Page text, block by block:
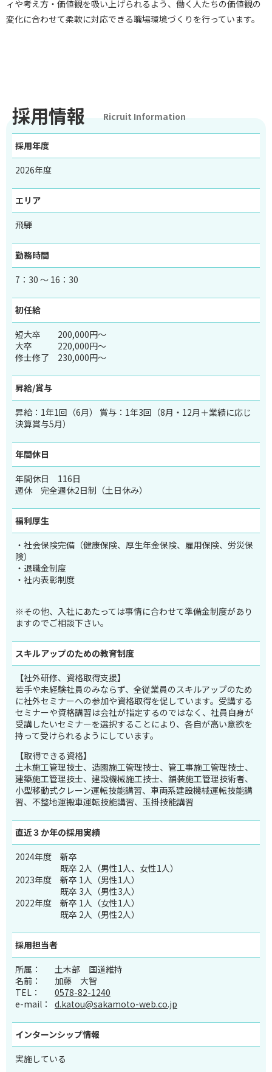
ィや考え方・価値観を吸い上げられるよう、働く人たちの価値観の
変化に合わせて柔軟に対応できる職場環境づくりを行っています。
採用情報 Ricruit Information
採用年度
2026年度
エリア
飛騨
勤務時間
7：30 ～ 16：30
初任給
短大卒
200,000円～
大卒
220,000円～
修士修了
230,000円～
昇給/賞与
昇給：1年1回（6月） 賞与：1年3回（8月・12月＋業績に応じ
決算賞与5月）
年間休日
年間休日 116日
週休 完全週休2日制（土日休み）
福利厚生
・社会保険完備（健康保険、厚生年金保険、雇用保険、労災保
険）
・退職金制度
・社内表彰制度
※その他、入社にあたっては事情に合わせて準備金制度があり
ますのでご相談下さい。
スキルアップのための教育制度
【社外研修、資格取得支援】
若手や未経験社員のみならず、全従業員のスキルアップのため
に社外セミナーへの参加や資格取得を促しています。受講する
セミナーや資格講習は会社が指定するのではなく、社員自身が
受講したいセミナーを選択することにより、各自が高い意欲を
持って受けられるようにしています。
【取得できる資格】
土木施工管理技士、造園施工管理技士、管工事施工管理技士、
建築施工管理技士、建設機械施工技士、舗装施工管理技術者、
小型移動式クレーン運転技能講習、車両系建設機械運転技能講
習、不整地運搬車運転技能講習、玉掛技能講習
直近３か年の採用実績
2024年度
新卒
既卒 2人（男性1人、女性1人）
2023年度
新卒 1人（男性1人）
既卒 3人（男性3人）
2022年度
新卒 1人（女性1人）
既卒 2人（男性2人）
採用担当者
所属：
土木部 国道維持
名前：
加藤 大智
TEL：
0578-82-1240
e-mail：
d.katou@sakamoto-web.co.jp
インターンシップ情報
実施している